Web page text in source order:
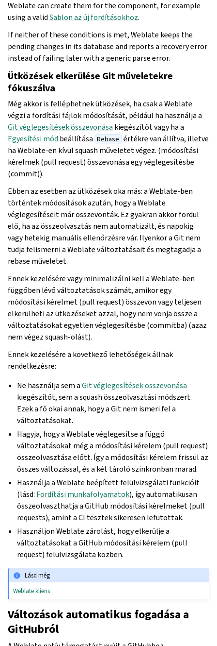
Weblate can create them for the component, for example
using a validSablon az új fordításokhoz.
If neither of these conditions is met, Weblate keeps the
pending changes in its database and reports a recovery error
instead of failing later with a generic parse error.
Ütközések elkerülése Git műveletekre
fókuszálva
Még akkor is felléphetnek ütközések, ha csak a Weblate
végzi a fordítási fájlok módosítását, például ha használja a
Git véglegesítések összevonása kiegészítőt vagy ha a
Egyesítési mód beállítása Rebase értékre van állítva, illetve
ha Weblate-en kívül squash műveletet végez. (módosítási
kérelmek (pull request) összevonása egy véglegesítésbe
(commit)).
Ebben az esetben az ütközések oka más: a Weblate-ben
történtek módosítások azután, hogy a Weblate
véglegesítéseit már összevonták. Ez gyakran akkor fordul
elő, ha az összeolvasztás nem automatizált, és napokig
vagy hetekig manuális ellenőrzésre vár. Ilyenkor a Git nem
tudja felismerni a Weblate változtatásait és megtagadja a
rebase műveletet.
Ennek kezelésére vagy minimalizálni kell a Weblate-ben
függőben lévő változtatások számát, amikor egy
módosítási kérelmet (pull request) összevon vagy teljesen
elkerülheti az ütközéseket azzal, hogy nem vonja össze a
változtatásokat egyetlen véglegesítésbe (commitba) (azaz
nem végez squash-olást).
Ennek kezelésére a következő lehetőségek állnak
rendelkezésre:
Ne használja sem aGit véglegesítések összevonása
kiegészítőt, sem a squash összeolvasztási módszert.
Ezek a fő okai annak, hogy a Git nem ismeri fel a
változtatásokat.
Hagyja, hogy a Weblate véglegesítse a függő
változtatásokat még a módosítási kérelem (pull request)
összeolvasztása előtt. Így a módosítási kérelem frissül az
összes változással, és a két tároló szinkronban marad.
Használja a Weblate beépített felülvizsgálati funkcióit
(lásd: Fordítási munkafolyamatok), így automatikusan
összeolvaszthatja a GitHub módosítási kérelmeket (pull
requests), amint a CI tesztek sikeresen lefutottak.
Használjon Weblate zárolást, hogy elkerülje a
változtatásokat a GitHub módosítási kérelem (pull
request) felülvizsgálata közben.
Lásd még
Weblate kliens
Változások automatikus fogadása a
GitHubról